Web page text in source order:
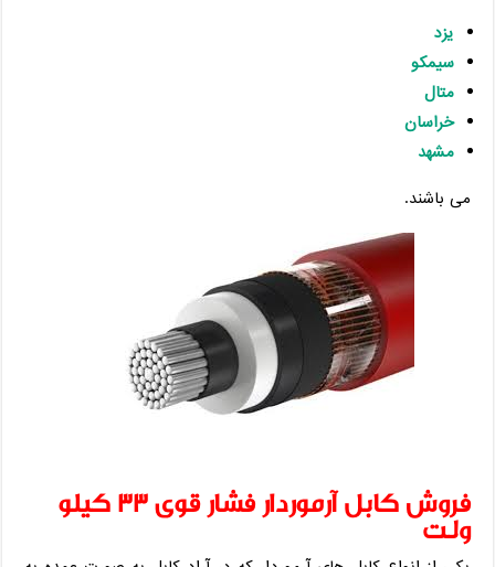
یزد
سیمکو
متال
خراسان
مشهد
می باشند.
فروش کابل آرموردار فشار قوی 33 کیلو
ولت